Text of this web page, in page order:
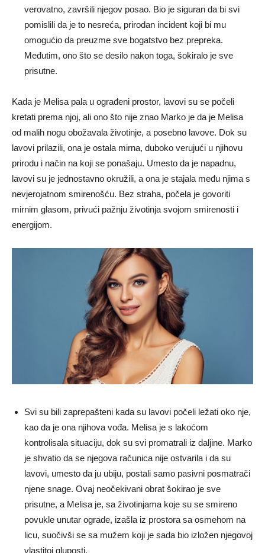
verovatno, završili njegov posao. Bio je siguran da bi svi
pomislili da je to nesreća, prirodan incident koji bi mu
omogućio da preuzme sve bogatstvo bez prepreka.
Međutim, ono što se desilo nakon toga, šokiralo je sve
prisutne.
Kada je Melisa pala u ograđeni prostor, lavovi su se počeli
kretati prema njoj, ali ono što nije znao Marko je da je Melisa
od malih nogu obožavala životinje, a posebno lavove. Dok su
lavovi prilazili, ona je ostala mirna, duboko verujući u njihovu
prirodu i način na koji se ponašaju. Umesto da je napadnu,
lavovi su je jednostavno okružili, a ona je stajala među njima s
nevjerojatnom smirenošću. Bez straha, počela je govoriti
mirnim glasom, privući pažnju životinja svojom smirenosti i
energijom.
Svi su bili zaprepašteni kada su lavovi počeli ležati oko nje,
kao da je ona njihova vođa. Melisa je s lakoćom
kontrolisala situaciju, dok su svi promatrali iz daljine. Marko
je shvatio da se njegova računica nije ostvarila i da su
lavovi, umesto da ju ubiju, postali samo pasivni posmatrači
njene snage. Ovaj neočekivani obrat šokirao je sve
prisutne, a Melisa je, sa životinjama koje su se smireno
povukle unutar ograde, izašla iz prostora sa osmehom na
licu, suočivši se sa mužem koji je sada bio izložen njegovoj
vlastitoj gluposti.